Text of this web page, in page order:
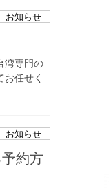
お知らせ
湾専門の
任せく
お知らせ
約方